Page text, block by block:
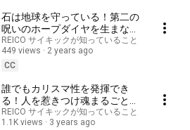
石は地球を守っている！第二の
呪いのホープダイヤを生まない
為に｜結晶化の秘密
REICO サイキックが知っていること
449 views
2 years ago
CC
誰でもカリスマ性を発揮でき
る！人を惹きつけ魂まるごと愛
される方法【ルビーの魔法】
REICO サイキックが知っていること
1.1K views
3 years ago